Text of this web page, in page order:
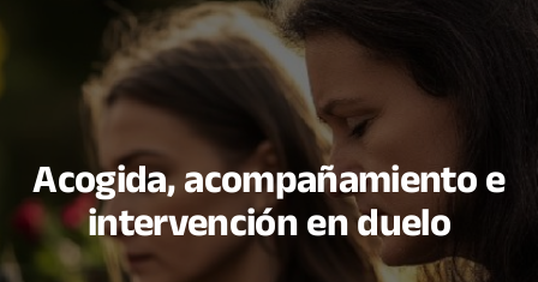
Acogida, acompañamiento e
intervención en duelo